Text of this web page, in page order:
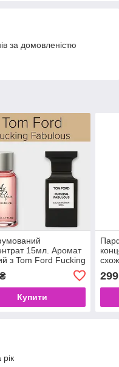
за домовленістю
15мл. Аромат
з Tom Ford Fucking
Купити
299